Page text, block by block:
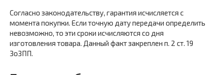
Согласно законодательству, гарантия исчисляется с
момента покупки. Если точную дату передачи определить
невозможно, то эти сроки исчисляются со дня
изготовления товара. Данный факт закреплен п. 2 ст. 19
ЗоЗПП.